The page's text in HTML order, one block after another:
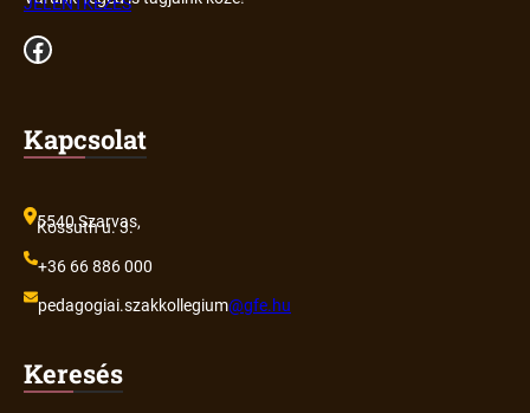
Facebook
Kapcsolat
5540 Szarvas,
Kossuth u. 3.
+36 66 886 000
pedagogiai.szakkollegium@gfe.hu
Keresés